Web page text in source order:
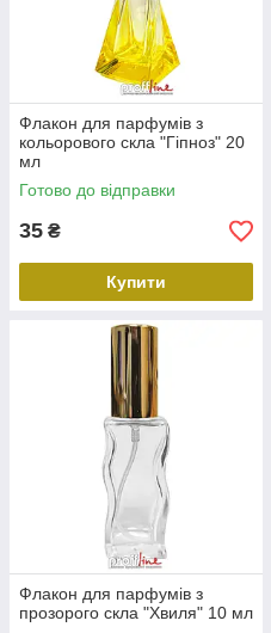
Флакон для парфумів з
кольорового скла "Гіпноз" 20
мл
Готово до відправки
35 ₴
Купити
Флакон для парфумів з
прозорого скла "Хвиля" 10 мл